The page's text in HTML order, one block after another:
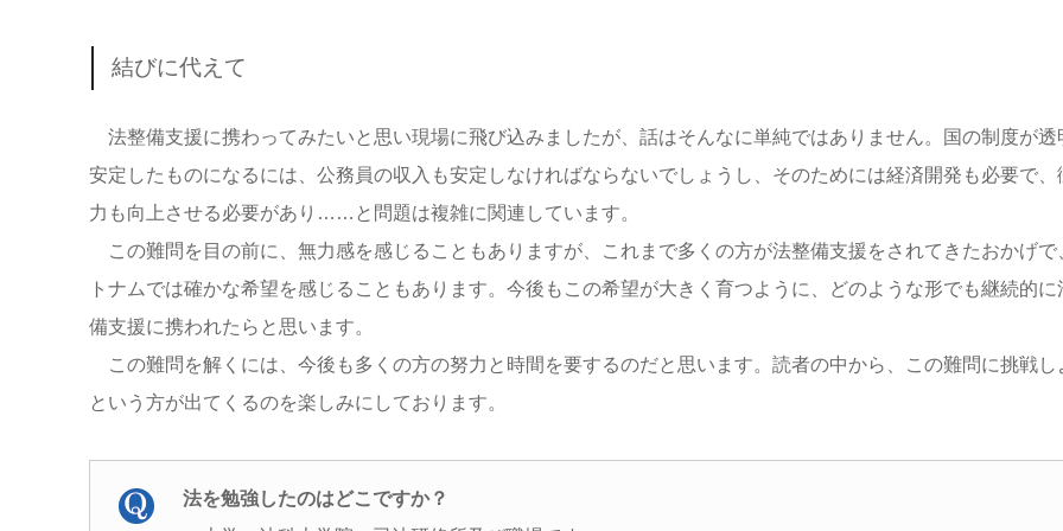
結びに代えて
法整備支援に携わってみたいと思い現場に飛び込みましたが、話はそんなに単純ではありません。国の制度が透
安定したものになるには、公務員の収入も安定しなければならないでしょうし、そのためには経済開発も必要で、
力も向上させる必要があり……と問題は複雑に関連しています。
この難問を目の前に、無力感を感じることもありますが、これまで多くの方が法整備支援をされてきたおかげで
トナムでは確かな希望を感じることもあります。今後もこの希望が大きく育つように、どのような形でも継続的に
備支援に携われたらと思います。
この難問を解くには、今後も多くの方の努力と時間を要するのだと思います。読者の中から、この難問に挑戦し
という方が出てくるのを楽しみにしております。
法を勉強したのはどこですか？